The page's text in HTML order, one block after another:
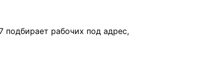
рабочих под адрес,